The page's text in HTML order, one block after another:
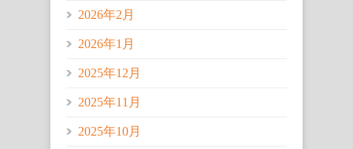
2026年2月
2026年1月
2025年12月
2025年11月
2025年10月